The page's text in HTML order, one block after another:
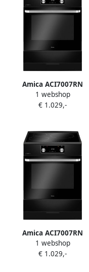
Amica ACI7007RN
Inductiefornuis 3 zones
Airfry Pyrolyse +
1 webshop
€ 1.029,-
Amica ACI7007RN
Inductiefornuis 3 zones
Airfry Pyrolyse met
1 webshop
€ 1.029,-